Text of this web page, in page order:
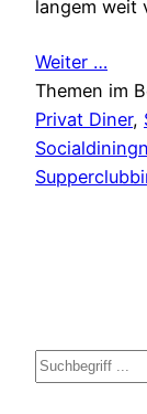
langem weit
Weiter …
Themen im
Privat Diner,
Suche